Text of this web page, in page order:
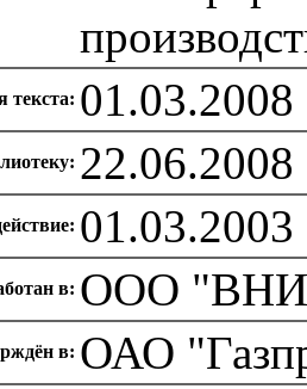
текста: 01.03.2008
22.06.2008
01.03.2003
в: ООО
в: ОАО